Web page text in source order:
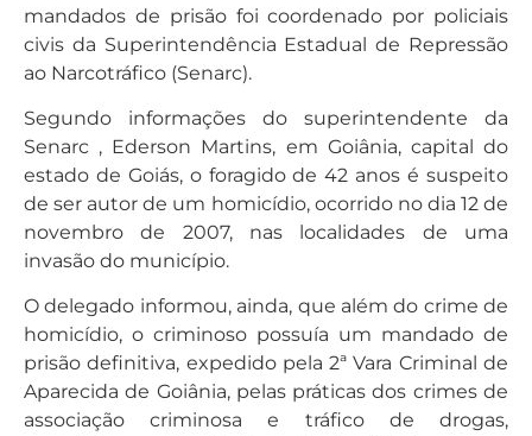
mandados de prisão foi coordenado por policiais
civis da Superintendência Estadual de Repressão
ao Narcotráfico (Senarc).
Segundo informações do superintendente da
Senarc , Ederson Martins, em Goiânia, capital do
estado de Goiás, o foragido de 42 anos é suspeito
de ser autor de um homicídio, ocorrido no dia 12 de
novembro de 2007, nas localidades de uma
invasão do município.
O delegado informou, ainda, que além do crime de
homicídio, o criminoso possuía um mandado de
prisão definitiva, expedido pela 2ª Vara Criminal de
Aparecida de Goiânia, pelas práticas dos crimes de
associação criminosa e tráfico de drogas,